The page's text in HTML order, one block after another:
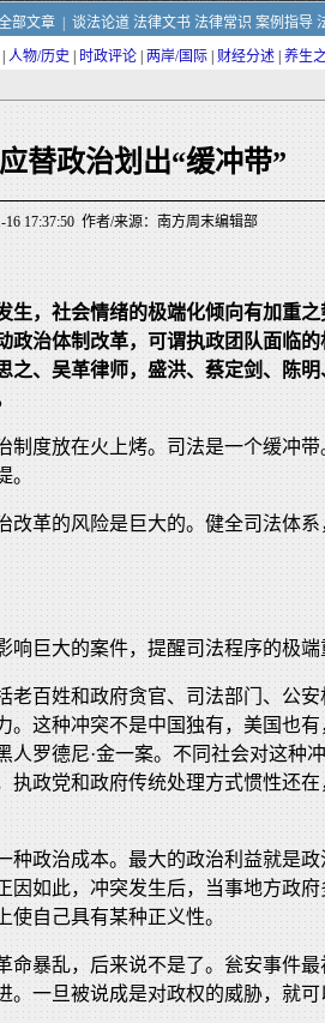
部文章| 谈法论道 法律文书 法律常识 案例指导
人物/历史 时政评论 两岸/国际 财经分述 养生
替政治划出“缓冲带”
17:37:50 作者/来源：南方周末编辑部
生，社会情绪的极端化倾向有加重之
政治体制改革，可谓执政团队面临的
之、吴革律师，盛洪、蔡定剑、陈明
制度放在火上烤。司法是一个缓冲带
。
改革的风险是巨大的。健全司法体系
响巨大的案件，提醒司法程序的极端
老百姓和政府贪官、司法部门、公安
。这种冲突不是中国独有，美国也有
人罗德尼·金一案。不同社会对这种
执政党和政府传统处理方式惯性还在
种政治成本。最大的政治利益就是政
因如此，冲突发生后，当事地方政府
使自己具有某种正义性。
命暴乱，后来说不是了。瓮安事件最
。一旦被说成是对政权的威胁，就可